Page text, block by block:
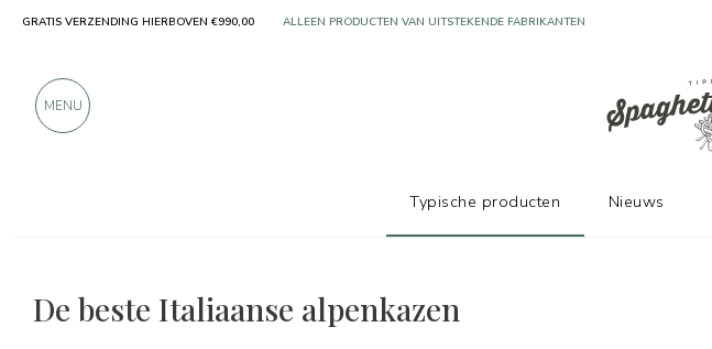
De beste Italiaanse alpenkazen
Alpenkazen
GRATIS VERZENDING HIERBOVEN €990,00 MEER DAN 900 POSITIEVE RECENSIES
MENU
Typische producten Nieuws